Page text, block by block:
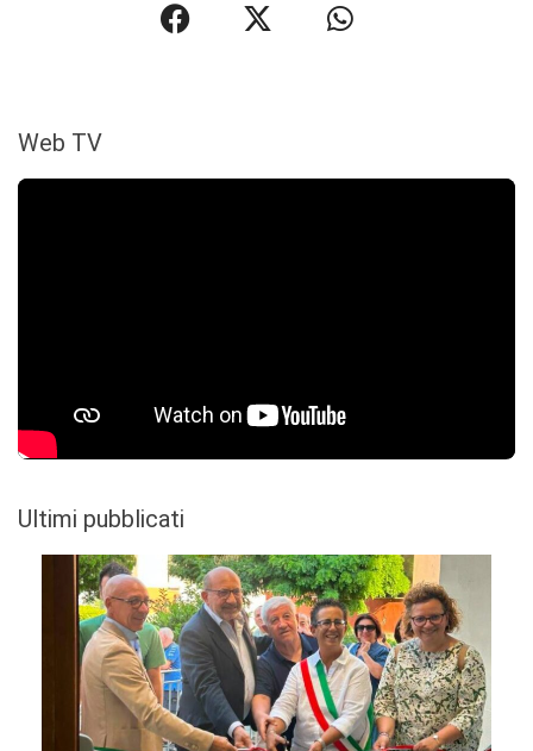
Web TV
Ultimi pubblicati